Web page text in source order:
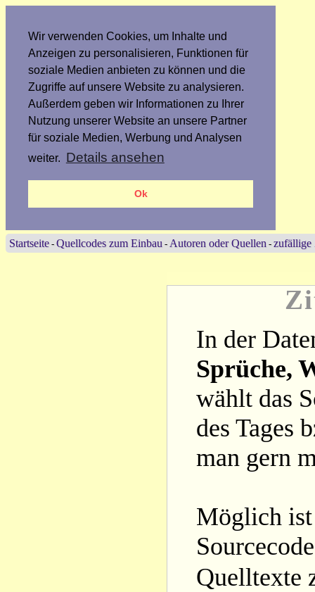
Wir verwenden Cookies, um Inhalte und
Anzeigen zu personalisieren, Funktionen für
soziale Medien anbieten zu können und die
Zugriffe auf unsere Website zu analysieren.
Außerdem geben wir Informationen zu Ihrer
Nutzung unserer Website an unsere Partner
für soziale Medien, Werbung und Analysen
weiter. Details ansehen
Ok
Startseite - Quellcodes zum Einbau - Autoren oder Quellen - zufällige
In der
Sprüche,
wählt das
des Tages
man gern
Möglich ist
Quelltexte